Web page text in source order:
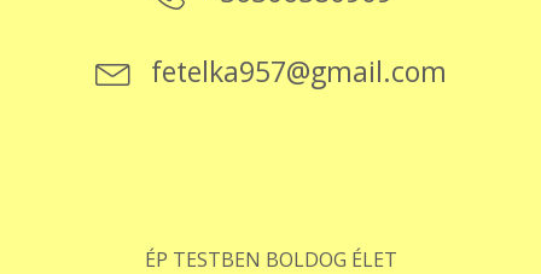
fetelka957@gmail.com
ÉP TESTBEN BOLDOG ÉLET